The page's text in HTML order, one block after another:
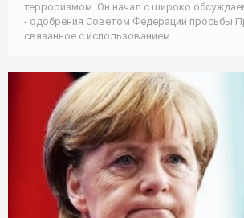
терроризмом. Он начал с широко
- одобрения Советом Федерации просьбы
связанное с использованием